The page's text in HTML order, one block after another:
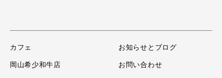
カフェ
岡山希少和牛店
お知らせとブログ
お問い合わせ